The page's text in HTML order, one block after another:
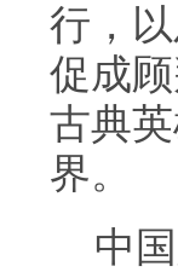
行，
促成
古典
界。
中